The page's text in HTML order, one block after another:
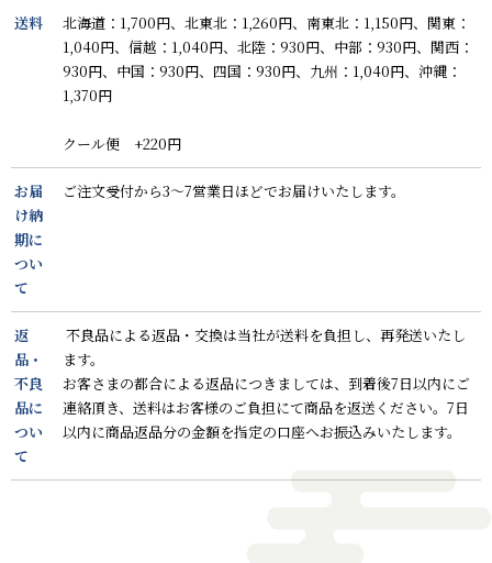
送料
北海道：1,700円、北東北：1,260円、南東北：1,150円、関東：
1,040円、信越：1,040円、北陸：930円、中部：930円、関西：
930円、中国：930円、四国：930円、九州：1,040円、沖縄：
1,370円
クール便 +220円
お届
け納
期に
つい
て
ご注文受付から3～7営業日ほどでお届けいたします。
返
品・
不良
品に
つい
て
不良品による返品・交換は当社が送料を負担し、再発送いたし
ます。
お客さまの都合による返品につきましては、到着後7日以内にご
連絡頂き、送料はお客様のご負担にて商品を返送ください。7日
以内に商品返品分の金額を指定の口座へお振込みいたします。